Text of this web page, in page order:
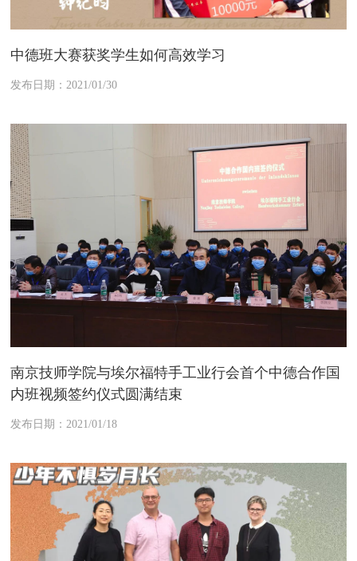
中德班大赛获奖学生如何高效学习
发布日期：2021/01/30
南京技师学院与埃尔福特手工业行会首个中德合作国
内班视频签约仪式圆满结束
发布日期：2021/01/18